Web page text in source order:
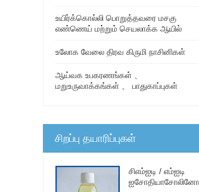
உயிர்க்கொல்லி பொறுத்தவரை மசகு
எண்ணெய் மற்றும் செயலாக்க ஆயில்
உலோக வேலை திரவ கிருமி நாசினிகள்
ஆய்வக உபகரணங்கள் 、
மறுஉருவாக்கங்கள் 、 பாதுகாப்புகள்
சிறப்பு தயாரிப்புகள்
சிஎம்ஐடி / எம்ஐடி
ஐசோதியாசோலினோ